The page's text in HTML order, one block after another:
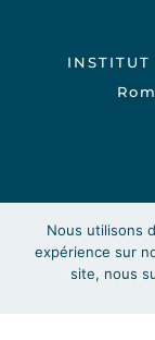
Mentions
Nous utilisons
expérience sur
site, nous